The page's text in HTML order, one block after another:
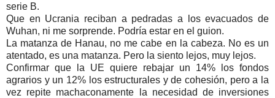
serie B.
Que en Ucrania reciban a pedradas a los evacuados de
Wuhan, ni me sorprende. Podría estar en el guion.
La matanza de Hanau, no me cabe en la cabeza. No es un
atentado, es una matanza. Pero la siento lejos, muy lejos.
Confirmar que la UE quiere rebajar un 14% los fondos
agrarios y un 12% los estructurales y de cohesión, pero a la
vez repite machaconamente la necesidad de inversiones